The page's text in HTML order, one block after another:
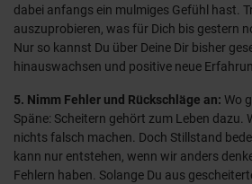
dabei anfangs ein mulmiges Gefühl hast.
auszuprobieren, was für Dich bis gestern
Nur so kannst Du über Deine Dir bisher
hinauswachsen und positive neue
5. Nimm Fehler und Rückschläge an: Wo
Späne: Scheitern gehört zum Leben dazu.
nichts falsch machen. Doch Stillstand
kann nur entstehen, wenn wir anders
Fehlern haben. Solange Du aus